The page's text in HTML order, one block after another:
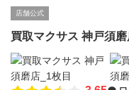
店舗公式
買取マクサス 神戸須磨